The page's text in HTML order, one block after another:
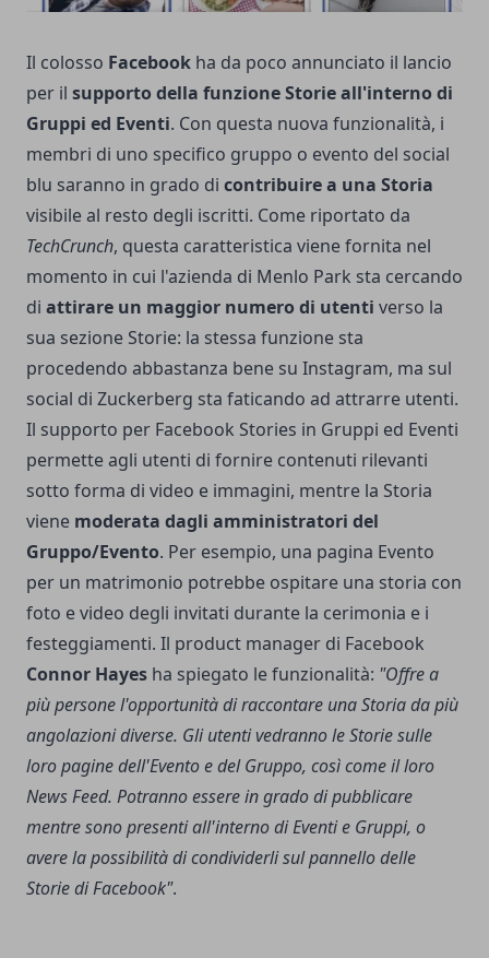
Il colosso Facebook ha da poco annunciato il lancio
per il supporto della funzione Storie all'interno di
Gruppi ed Eventi. Con questa nuova funzionalità, i
membri di uno specifico gruppo o evento del social
blu saranno in grado di contribuire a una Storia
visibile al resto degli iscritti. Come riportato da
TechCrunch, questa caratteristica viene fornita nel
momento in cui l'azienda di Menlo Park sta cercando
di attirare un maggior numero di utenti verso la
sua sezione Storie: la stessa funzione sta
procedendo abbastanza bene su Instagram, ma sul
social di Zuckerberg sta faticando ad attrarre utenti.
Il supporto per Facebook Stories in Gruppi ed Eventi
permette agli utenti di fornire contenuti rilevanti
sotto forma di video e immagini, mentre la Storia
viene moderata dagli amministratori del
Gruppo/Evento. Per esempio, una pagina Evento
per un matrimonio potrebbe ospitare una storia con
foto e video degli invitati durante la cerimonia e i
festeggiamenti. Il product manager di Facebook
Connor Hayes ha spiegato le funzionalità: "Offre a
più persone l'opportunità di raccontare una Storia da più
angolazioni diverse. Gli utenti vedranno le Storie sulle
loro pagine dell'Evento e del Gruppo, così come il loro
News Feed. Potranno essere in grado di pubblicare
mentre sono presenti all'interno di Eventi e Gruppi, o
avere la possibilità di condividerli sul pannello delle
Storie di Facebook".